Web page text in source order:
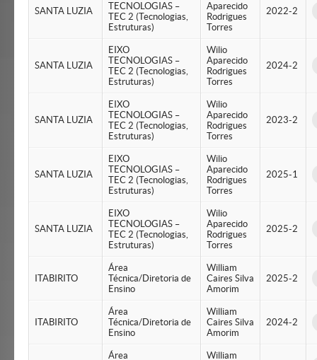
SANTA LUZIA
TECNOLOGIAS –
TEC 2 (Tecnologias,
Estruturas)
Aparecido
Rodrigues
Torres
2022-2
SANTA LUZIA
EIXO
TECNOLOGIAS –
TEC 2 (Tecnologias,
Estruturas)
Wilio
Aparecido
Rodrigues
Torres
2024-2
SANTA LUZIA
EIXO
TECNOLOGIAS –
TEC 2 (Tecnologias,
Estruturas)
Wilio
Aparecido
Rodrigues
Torres
2023-2
SANTA LUZIA
EIXO
TECNOLOGIAS –
TEC 2 (Tecnologias,
Estruturas)
Wilio
Aparecido
Rodrigues
Torres
2025-1
SANTA LUZIA
EIXO
TECNOLOGIAS –
TEC 2 (Tecnologias,
Estruturas)
Wilio
Aparecido
Rodrigues
Torres
2025-2
ITABIRITO
Área
Técnica/Diretoria de
Ensino
William
Caires Silva
Amorim
2025-2
ITABIRITO
Área
Técnica/Diretoria de
Ensino
William
Caires Silva
Amorim
2024-2
Área
William